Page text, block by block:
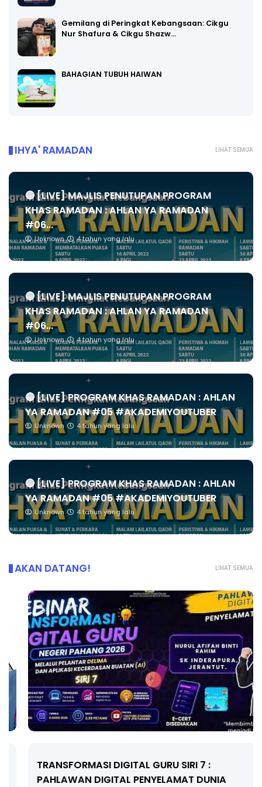
Gemilang di Peringkat Kebangsaan: Cikgu
Nur Shafura & Cikgu Shazw…
BAHAGIAN TUBUH HAIWAN
LIHAT SEMUA
IHYA' RAMADAN
🔴 [LIVE] MAJLIS PENUTUPAN PROGRAM
KHAS RAMADAN : AHLAN YA RAMADAN
#06...
Unknown 4 tahun yang lalu
🔴 [LIVE] MAJLIS PENUTUPAN PROGRAM
KHAS RAMADAN : AHLAN YA RAMADAN
#06...
Unknown 4 tahun yang lalu
🔴 [LIVE] PROGRAM KHAS RAMADAN : AHLAN
YA RAMADAN #05 #AKADEMIYOUTUBER
Unknown 4 tahun yang lalu
🔴 [LIVE] PROGRAM KHAS RAMADAN : AHLAN
YA RAMADAN #05 #AKADEMIYOUTUBER
Unknown 4 tahun yang lalu
LIHAT SEMUA
AKAN DATANG!
TRANSFORMASI DIGITAL GURU SIRI 7 :
PAHLAWAN DIGITAL PENYELAMAT DUNIA